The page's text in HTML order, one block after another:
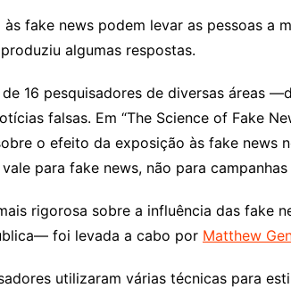
às fake news podem levar as pessoas a
algumas respostas.
16 pesquisadores de diversas áreas
falsas. Em “The Science of Fake
o efeito da exposição às fake news
para fake news, não para
rigorosa sobre a influência das fake
foi levada a cabo por Matthew
utilizaram várias técnicas para